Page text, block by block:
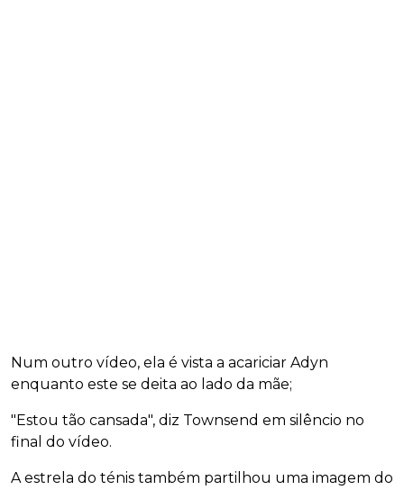
Num outro vídeo, ela é vista a acariciar Adyn
enquanto este se deita ao lado da mãe;
"Estou tão cansada", diz Townsend em silêncio no
final do vídeo.
A estrela do ténis também partilhou uma imagem do